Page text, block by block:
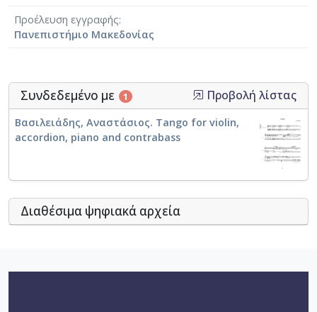
Προέλευση εγγραφής
Πανεπιστήμιο Μακεδονίας
Συνδεδεμένο με 1 Προβολή λίστας
Βασιλειάδης, Αναστάσιος. Tango for violin,
accordion, piano and contrabass
Διαθέσιμα ψηφιακά αρχεία